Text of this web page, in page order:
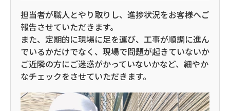
担当者が職人とやり取りし、進捗状況をお客様へご
報告させていただきます。
また、定期的に現場に足を運び、工事が順調に進ん
でいるかだけでなく、現場で問題が起きていないか
ご近隣の方にご迷惑がかっていないかなど、細やか
なチェックをさせていただきます。